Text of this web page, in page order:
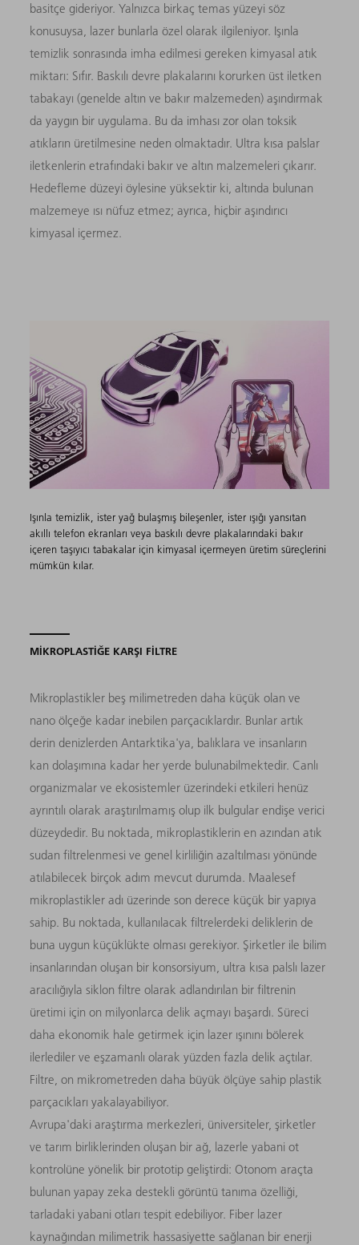
basitçe gideriyor. Yalnızca birkaç temas yüzeyi söz
konusuysa, lazer bunlarla özel olarak ilgileniyor. Işınla
temizlik sonrasında imha edilmesi gereken kimyasal atık
miktarı: Sıfır. Baskılı devre plakalarını korurken üst iletken
tabakayı (genelde altın ve bakır malzemeden) aşındırmak
da yaygın bir uygulama. Bu da imhası zor olan toksik
atıkların üretilmesine neden olmaktadır. Ultra kısa palslar
iletkenlerin etrafındaki bakır ve altın malzemeleri çıkarır.
Hedefleme düzeyi öylesine yüksektir ki, altında bulunan
malzemeye ısı nüfuz etmez; ayrıca, hiçbir aşındırıcı
kimyasal içermez.
Işınla temizlik, ister yağ bulaşmış bileşenler, ister ışığı yansıtan
akıllı telefon ekranları veya baskılı devre plakalarındaki bakır
içeren taşıyıcı tabakalar için kimyasal içermeyen üretim süreçlerini
mümkün kılar.
MİKROPLASTİĞE KARŞI FİLTRE
Mikroplastikler beş milimetreden daha küçük olan ve
nano ölçeğe kadar inebilen parçacıklardır. Bunlar artık
derin denizlerden Antarktika'ya, balıklara ve insanların
kan dolaşımına kadar her yerde bulunabilmektedir. Canlı
organizmalar ve ekosistemler üzerindeki etkileri henüz
ayrıntılı olarak araştırılmamış olup ilk bulgular endişe verici
düzeydedir. Bu noktada, mikroplastiklerin en azından atık
sudan filtrelenmesi ve genel kirliliğin azaltılması yönünde
atılabilecek birçok adım mevcut durumda. Maalesef
mikroplastikler adı üzerinde son derece küçük bir yapıya
sahip. Bu noktada, kullanılacak filtrelerdeki deliklerin de
buna uygun küçüklükte olması gerekiyor. Şirketler ile bilim
insanlarından oluşan bir konsorsiyum, ultra kısa palslı lazer
aracılığıyla siklon filtre olarak adlandırılan bir filtrenin
üretimi için on milyonlarca delik açmayı başardı. Süreci
daha ekonomik hale getirmek için lazer ışınını bölerek
ilerlediler ve eşzamanlı olarak yüzden fazla delik açtılar.
Filtre, on mikrometreden daha büyük ölçüye sahip plastik
parçacıkları yakalayabiliyor.
Avrupa'daki araştırma merkezleri, üniversiteler, şirketler
ve tarım birliklerinden oluşan bir ağ, lazerle yabani ot
kontrolüne yönelik bir prototip geliştirdi: Otonom araçta
bulunan yapay zeka destekli görüntü tanıma özelliği,
tarladaki yabani otları tespit edebiliyor. Fiber lazer
kaynağından milimetrik hassasiyette sağlanan bir enerji